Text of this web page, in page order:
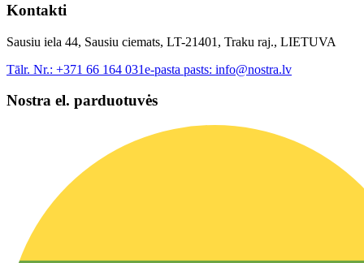
Kontakti
Sausiu iela 44, Sausiu ciemats, LT-21401, Traku raj., LIETUVA
Tālr. Nr.: +371 66 164 031e-pasta pasts: info@nostra.lv
Nostra el. parduotuvės